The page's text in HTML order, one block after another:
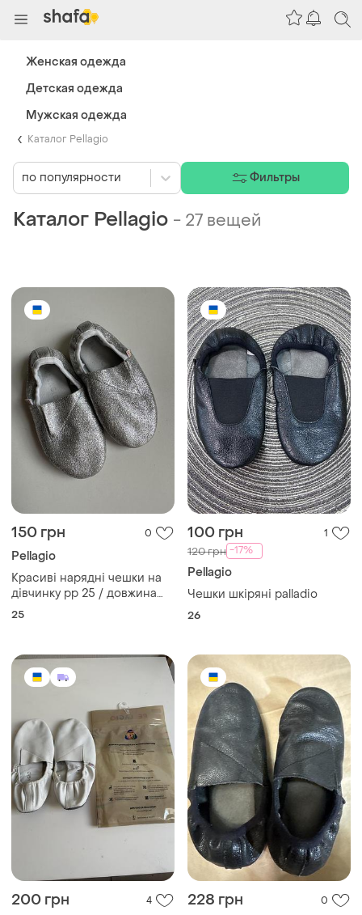
Каталог Pellagio
Каталог Pellagio - 27 вещей
150 грн 0
Pellagio
Красиві нарядні чешки на
дівчинку рр 25 / довжина
устільки 15,5 см 💙💛
25
100 грн 1
120 грн -17%
Pellagio
Чешки шкіряні palladio
26
200 грн 4 228 грн 0
по популярности Фильтры
Женская одежда
Детская одежда
Мужская одежда